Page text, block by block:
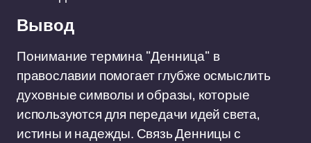
Вывод
Понимание термина "Денница" в
православии помогает глубже осмыслить
духовные символы и образы, которые
используются для передачи идей света,
истины и надежды. Связь Денницы с